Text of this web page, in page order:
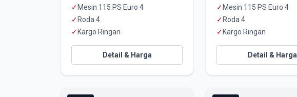
✓ Mesin 115 PS Euro 4
✓ Roda 4
✓ Kargo Ringan
Detail & Harga
✓ Mesin 115 PS Euro 4
✓ Roda 4
✓ Kargo Ringan
Detail & Harga